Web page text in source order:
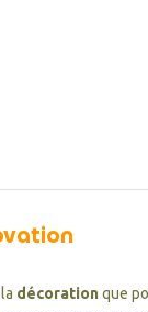
décorationque